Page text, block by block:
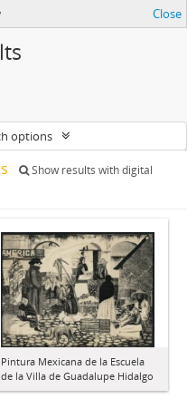
Close
options
Show results with digital
Pintura Mexicana de la Escuela
de la Villa de Guadalupe Hidalgo